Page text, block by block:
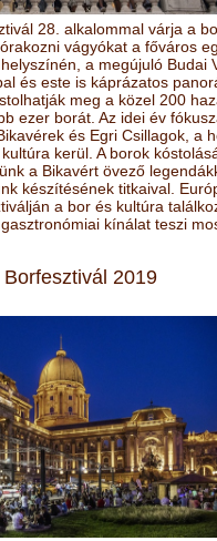
28. alkalommal várja a
vágyókat a főváros
a megújuló Budai
és este is káprázatos
meg a közel 200
ezer borát. Az idei év
és Egri Csillagok, a
kerül. A borok
a Bikavért övező
készítésének titkaival.
a bor és kultúra
kínálat teszi
2019